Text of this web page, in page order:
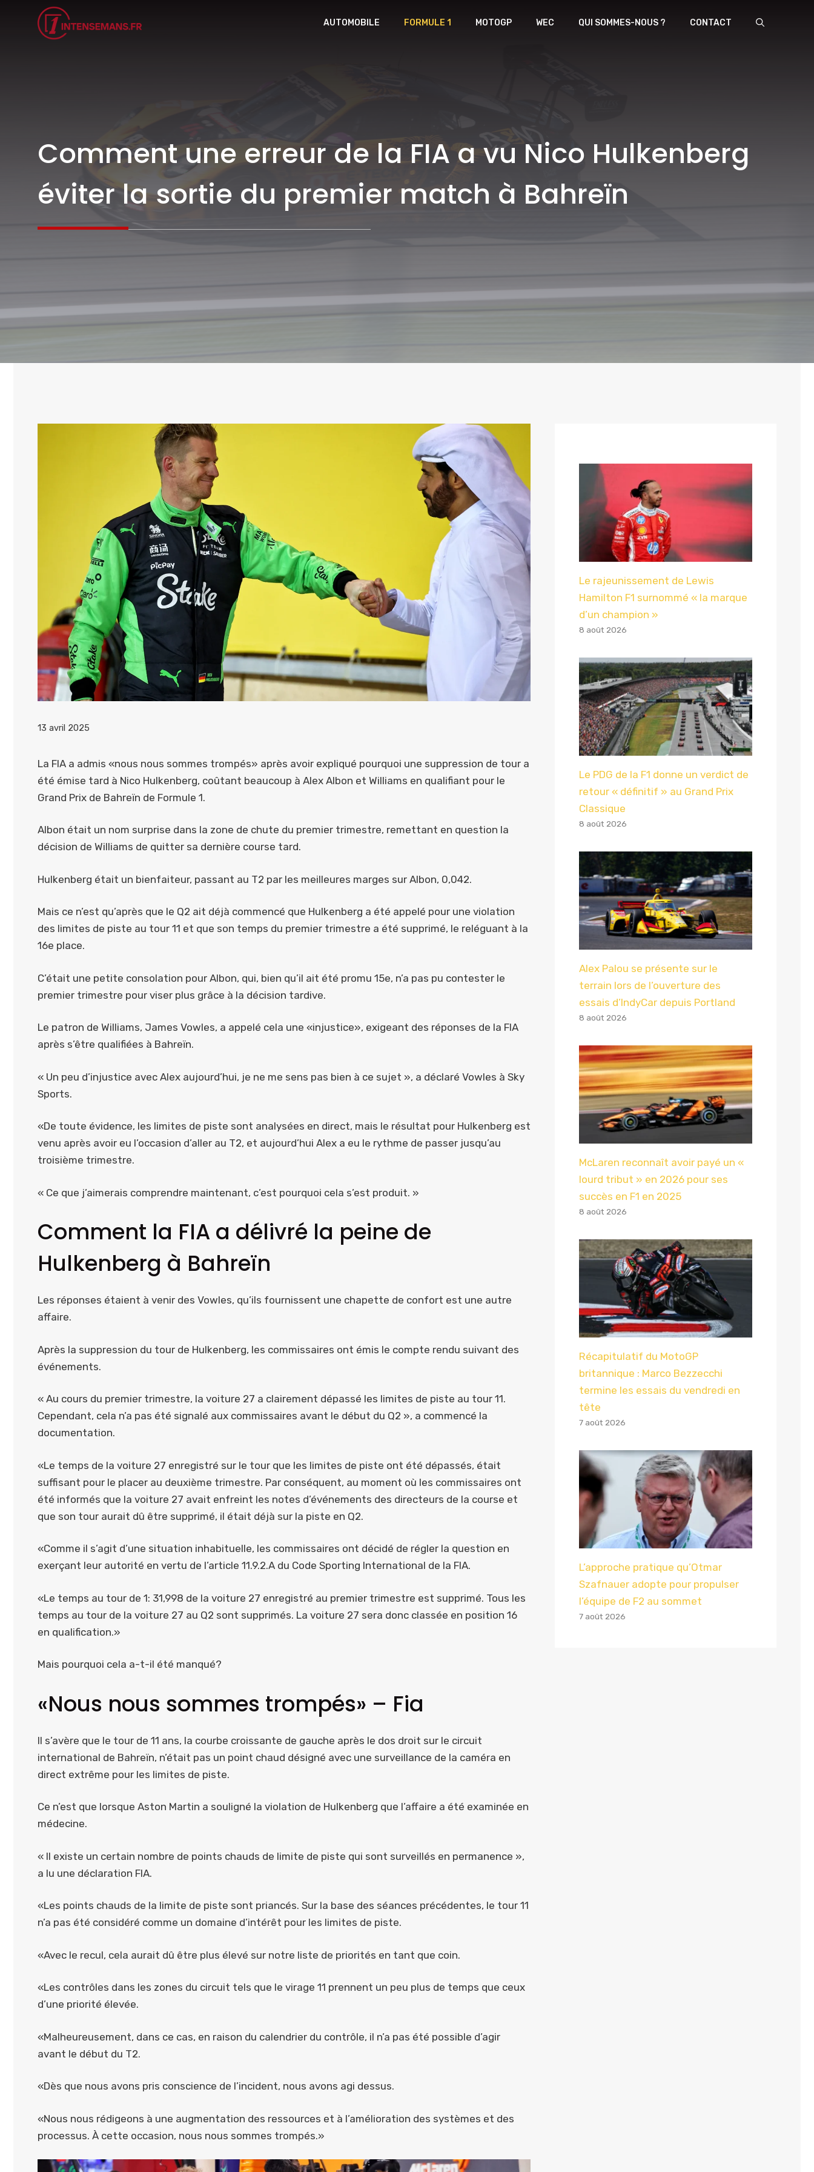
AUTOMOBILE FORMULE 1 MOTOGP WEC QUI SOMMES-NOUS ? CONTACT
Comment une erreur de la FIA a vu Nico Hulkenberg
éviter la sortie du premier match à Bahreïn
13 avril 2025
La FIA a admis «nous nous sommes trompés» après avoir expliqué pourquoi une suppression de tour a
été émise tard à Nico Hulkenberg, coûtant beaucoup à Alex Albon et Williams en qualifiant pour le
Grand Prix de Bahreïn de Formule 1.
Albon était un nom surprise dans la zone de chute du premier trimestre, remettant en question la
décision de Williams de quitter sa dernière course tard.
Hulkenberg était un bienfaiteur, passant au T2 par les meilleures marges sur Albon, 0,042.
Mais ce n’est qu’après que le Q2 ait déjà commencé que Hulkenberg a été appelé pour une violation
des limites de piste au tour 11 et que son temps du premier trimestre a été supprimé, le reléguant à la
16e place.
C’était une petite consolation pour Albon, qui, bien qu’il ait été promu 15e, n’a pas pu contester le
premier trimestre pour viser plus grâce à la décision tardive.
Le patron de Williams, James Vowles, a appelé cela une «injustice», exigeant des réponses de la FIA
après s’être qualifiées à Bahreïn.
« Un peu d’injustice avec Alex aujourd’hui, je ne me sens pas bien à ce sujet », a déclaré Vowles à Sky
Sports.
«De toute évidence, les limites de piste sont analysées en direct, mais le résultat pour Hulkenberg est
venu après avoir eu l’occasion d’aller au T2, et aujourd’hui Alex a eu le rythme de passer jusqu’au
troisième trimestre.
« Ce que j’aimerais comprendre maintenant, c’est pourquoi cela s’est produit. »
Comment la FIA a délivré la peine de
Hulkenberg à Bahreïn
Les réponses étaient à venir des Vowles, qu’ils fournissent une chapette de confort est une autre
affaire.
Après la suppression du tour de Hulkenberg, les commissaires ont émis le compte rendu suivant des
événements.
« Au cours du premier trimestre, la voiture 27 a clairement dépassé les limites de piste au tour 11.
Cependant, cela n’a pas été signalé aux commissaires avant le début du Q2 », a commencé la
documentation.
«Le temps de la voiture 27 enregistré sur le tour que les limites de piste ont été dépassés, était
suffisant pour le placer au deuxième trimestre. Par conséquent, au moment où les commissaires ont
été informés que la voiture 27 avait enfreint les notes d’événements des directeurs de la course et
que son tour aurait dû être supprimé, il était déjà sur la piste en Q2.
«Comme il s’agit d’une situation inhabituelle, les commissaires ont décidé de régler la question en
exerçant leur autorité en vertu de l’article 11.9.2.A du Code Sporting International de la FIA.
«Le temps au tour de 1: 31,998 de la voiture 27 enregistré au premier trimestre est supprimé. Tous les
temps au tour de la voiture 27 au Q2 sont supprimés. La voiture 27 sera donc classée en position 16
en qualification.»
Mais pourquoi cela a-t-il été manqué?
«Nous nous sommes trompés» – Fia
Il s’avère que le tour de 11 ans, la courbe croissante de gauche après le dos droit sur le circuit
international de Bahreïn, n’était pas un point chaud désigné avec une surveillance de la caméra en
direct extrême pour les limites de piste.
Ce n’est que lorsque Aston Martin a souligné la violation de Hulkenberg que l’affaire a été examinée en
médecine.
« Il existe un certain nombre de points chauds de limite de piste qui sont surveillés en permanence »,
a lu une déclaration FIA.
«Les points chauds de la limite de piste sont priancés. Sur la base des séances précédentes, le tour 11
n’a pas été considéré comme un domaine d’intérêt pour les limites de piste.
«Avec le recul, cela aurait dû être plus élevé sur notre liste de priorités en tant que coin.
«Les contrôles dans les zones du circuit tels que le virage 11 prennent un peu plus de temps que ceux
d’une priorité élevée.
«Malheureusement, dans ce cas, en raison du calendrier du contrôle, il n’a pas été possible d’agir
avant le début du T2.
«Dès que nous avons pris conscience de l’incident, nous avons agi dessus.
«Nous nous rédigeons à une augmentation des ressources et à l’amélioration des systèmes et des
processus. À cette occasion, nous nous sommes trompés.»
Le rajeunissement de Lewis
Hamilton F1 surnommé « la marque
d’un champion »
8 août 2026
Le PDG de la F1 donne un verdict de
retour « définitif » au Grand Prix
Classique
8 août 2026
Alex Palou se présente sur le
terrain lors de l’ouverture des
essais d’IndyCar depuis Portland
8 août 2026
McLaren reconnaît avoir payé un «
lourd tribut » en 2026 pour ses
succès en F1 en 2025
8 août 2026
Récapitulatif du MotoGP
britannique : Marco Bezzecchi
termine les essais du vendredi en
tête
7 août 2026
L’approche pratique qu’Otmar
Szafnauer adopte pour propulser
l’équipe de F2 au sommet
7 août 2026